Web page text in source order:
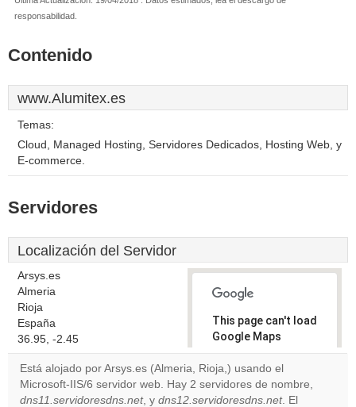
responsabilidad.
Contenido
www.Alumitex.es
Temas:
Cloud, Managed Hosting, Servidores Dedicados, Hosting Web, y
E-commerce.
Servidores
Localización del Servidor
Arsys.es
Almeria
Rioja
España
36.95, -2.45
This page can't load
Google Maps
correctly.
Do you
own this
Está alojado por Arsys.es (Almeria, Rioja,) usando el
Microsoft-IIS/6 servidor web. Hay 2 servidores de nombre,
dns11.servidoresdns.net, y dns12.servidoresdns.net. El